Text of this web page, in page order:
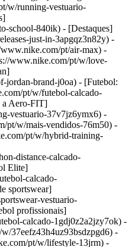
w/running-vestuario-
school-840ik) - [Destaques]
just-in-3apgqz3n82y) -
pt/air-max) -
www.nike.com/pt/w/love-
jordan-brand-j0oa) - [Futebol:
pt/w/futebol-calcado-
a Aero-FIT]
vestuario-37v7jz6ymx6) -
pt/w/mais-vendidos-76m50) -
pt/w/hybrid-training-
distance-calcado-
Elite]
calcado-
sportswear]
vestuario-
profissionais]
calcado-1gdj0z2a2jzy7ok) -
37eefz43h4uz93bsdzpgd6) -
pt/w/lifestyle-13jrm) -